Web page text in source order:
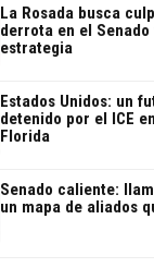
La Rosada busca
derrota en el
estrategia
Estados Unidos: un
detenido por el ICE
Florida
Senado caliente:
un mapa de aliados